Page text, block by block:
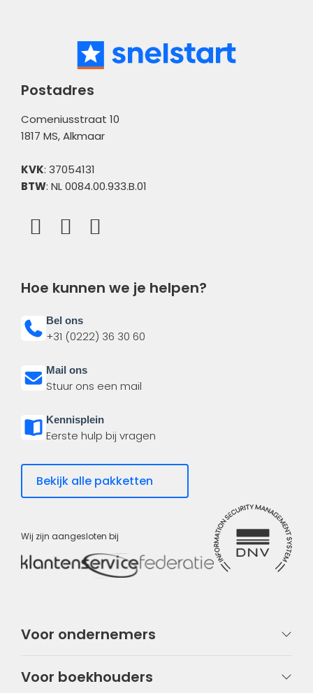
Bank
Meldingen
Postadres
Comeniusstraat 10
1817 MS, Alkmaar
KVK: 37054131
BTW: NL 0084.00.933.B.01
Hoe kunnen we je helpen?
Bel ons
+31 (0222) 36 30 60
Mail ons
Stuur ons een mail
Kennisplein
Eerste hulp bij vragen
Bekijk alle pakketten
Wij zijn aangesloten bij
Voor ondernemers
Voor boekhouders